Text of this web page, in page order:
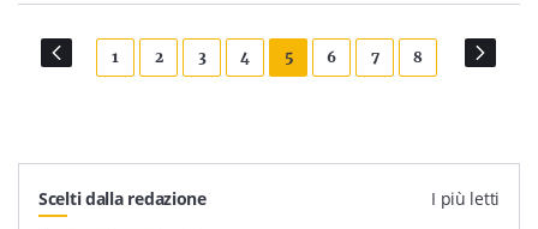
1 2 3 4 5 6 7 8
Scelti dalla redazione I più letti